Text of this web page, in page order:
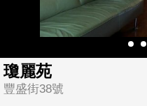
瓊麗苑
豐盛街38號